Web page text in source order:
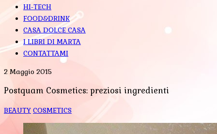
HI-TECH
FOOD&DRINK
CASA DOLCE CASA
I LIBRI DI MARTA
CONTATTAMI
2 Maggio 2015
Postquam Cosmetics: preziosi ingredienti
BEAUTY COSMETICS